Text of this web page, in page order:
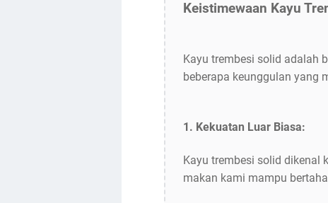
Keistimewaan Kayu
Kayu trembesi solid adalah
beberapa keunggulan yang
1. Kekuatan Luar Biasa:
Kayu trembesi solid dikenal
makan kami mampu